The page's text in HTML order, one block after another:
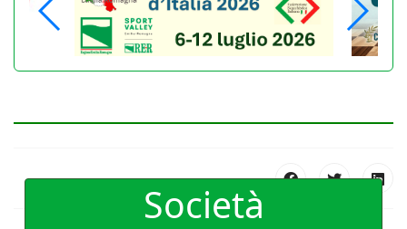
Società